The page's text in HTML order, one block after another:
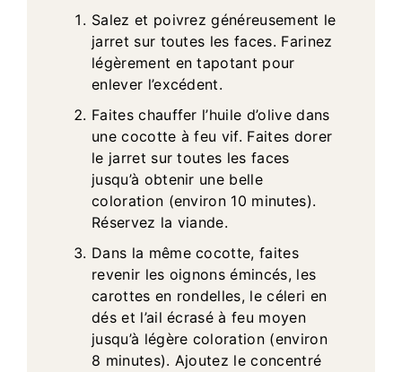
Salez et poivrez généreusement le
jarret sur toutes les faces. Farinez
légèrement en tapotant pour
enlever l’excédent.
Faites chauffer l’huile d’olive dans
une cocotte à feu vif. Faites dorer
le jarret sur toutes les faces
jusqu’à obtenir une belle
coloration (environ 10 minutes).
Réservez la viande.
Dans la même cocotte, faites
revenir les oignons émincés, les
carottes en rondelles, le céleri en
dés et l’ail écrasé à feu moyen
jusqu’à légère coloration (environ
8 minutes). Ajoutez le concentré